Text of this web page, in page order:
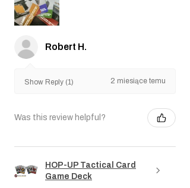
Robert H.
Show Reply (1) 2 miesiące temu
Was this review helpful?
HOP-UP Tactical Card
Game Deck